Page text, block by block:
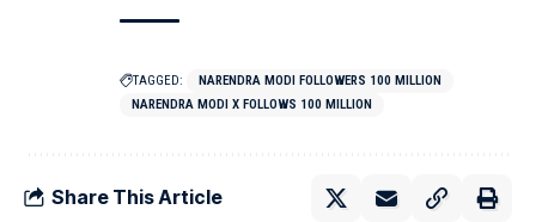
TAGGED:
NARENDRA MODI FOLLOWERS 100 MILLION
NARENDRA MODI X FOLLOWS 100 MILLION
Share This Article